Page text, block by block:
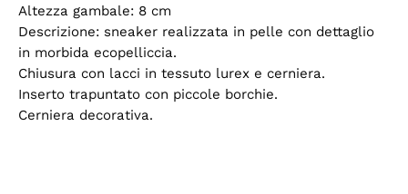
Altezza gambale: 8 cm
Descrizione: sneaker realizzata in pelle con dettaglio
in morbida ecopelliccia.
Chiusura con lacci in tessuto lurex e cerniera.
Inserto trapuntato con piccole borchie.
Cerniera decorativa.